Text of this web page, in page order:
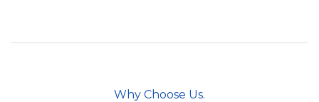
Why Choose Us.